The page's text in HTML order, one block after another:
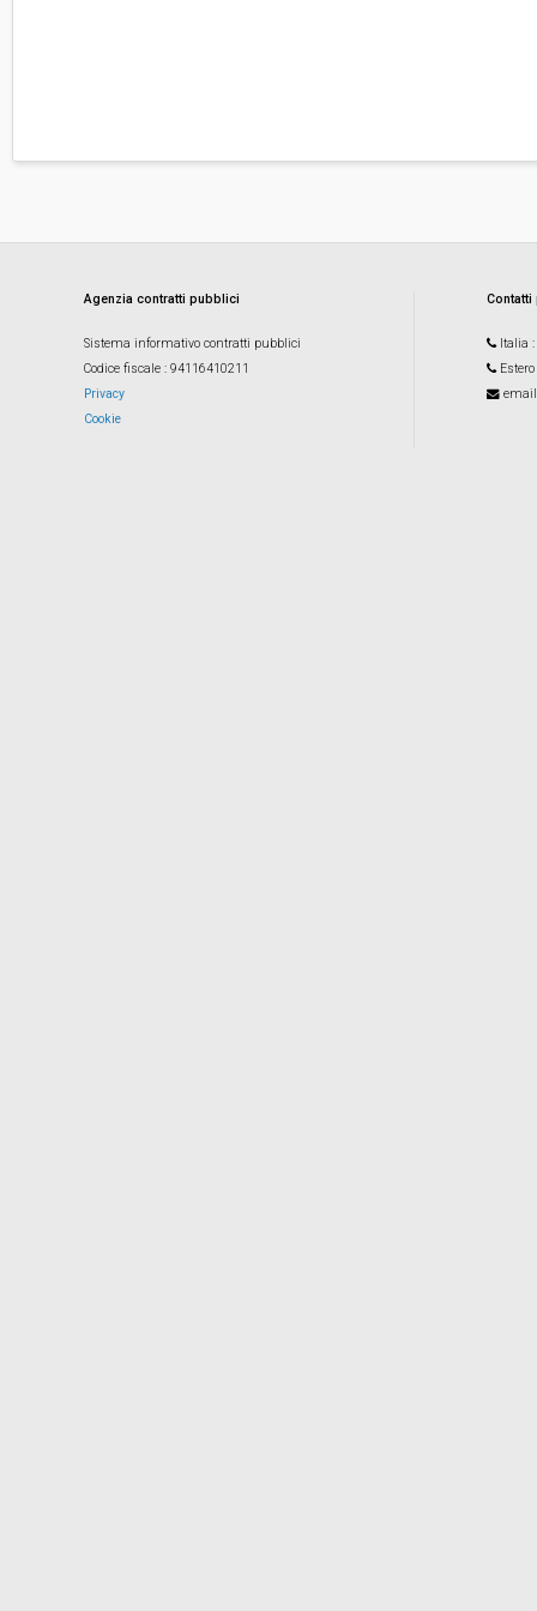
Agenzia contratti pubblici
Sistema informativo contratti pubblici
Codice fiscale : 94116410211
Privacy
Cookie
Italia
Estero
email